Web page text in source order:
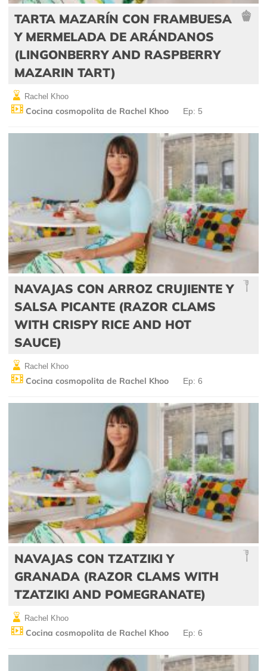
TARTA MAZARÍN CON FRAMBUESA
Y MERMELADA DE ARÁNDANOS
(LINGONBERRY AND RASPBERRY
MAZARIN TART)
Rachel Khoo
Cocina cosmopolita de Rachel Khoo Ep: 5
NAVAJAS CON ARROZ CRUJIENTE Y
SALSA PICANTE (RAZOR CLAMS
WITH CRISPY RICE AND HOT
SAUCE)
Rachel Khoo
Cocina cosmopolita de Rachel Khoo Ep: 6
NAVAJAS CON TZATZIKI Y
GRANADA (RAZOR CLAMS WITH
TZATZIKI AND POMEGRANATE)
Rachel Khoo
Cocina cosmopolita de Rachel Khoo Ep: 6